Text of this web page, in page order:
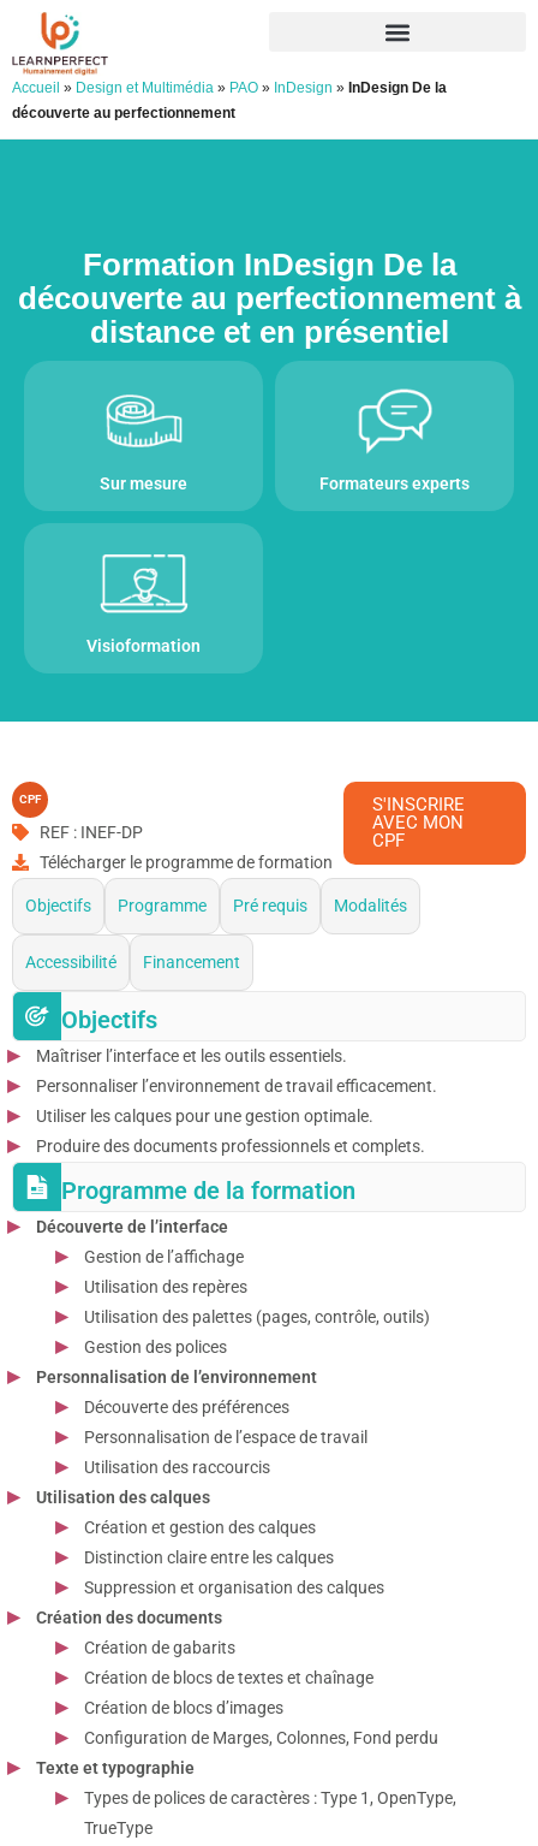
Accueil » Design et Multimédia » PAO » InDesign » InDesign De la
découverte au perfectionnement
Formation InDesign De la
découverte au perfectionnement à
distance et en présentiel
Sur mesure Formateurs experts
Visioformation
CPF
REF : INEF-DP
Télécharger le programme de formation
S'INSCRIRE
AVEC MON
CPF
Objectifs Programme Pré requis Modalités
Accessibilité Financement
Objectifs
Maîtriser l’interface et les outils essentiels.
Personnaliser l’environnement de travail efficacement.
Utiliser les calques pour une gestion optimale.
Produire des documents professionnels et complets.
Programme de la formation
Découverte de l’interface
Gestion de l’affichage
Utilisation des repères
Utilisation des palettes (pages, contrôle, outils)
Gestion des polices
Personnalisation de l’environnement
Découverte des préférences
Personnalisation de l’espace de travail
Utilisation des raccourcis
Utilisation des calques
Création et gestion des calques
Distinction claire entre les calques
Suppression et organisation des calques
Création des documents
Création de gabarits
Création de blocs de textes et chaînage
Création de blocs d’images
Configuration de Marges, Colonnes, Fond perdu
Texte et typographie
Types de polices de caractères : Type 1, OpenType,
TrueType